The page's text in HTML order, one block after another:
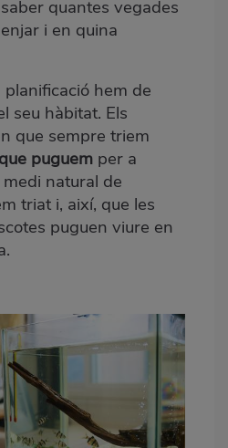
quantes vegades
i en quina
planificació hem de
seu hàbitat. Els
que sempre triem
puguem per a
natural de
triat i, així, que les
puguen viure en